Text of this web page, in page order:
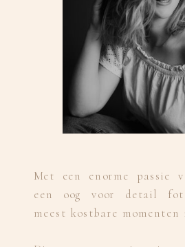
Met een enorme passie
een oog voor detail
meest kostbare